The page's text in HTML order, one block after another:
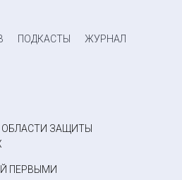
ПОДКАСТЫ ЖУРНАЛ
ЗАЩИТЫ
ПЕРВЫМИ